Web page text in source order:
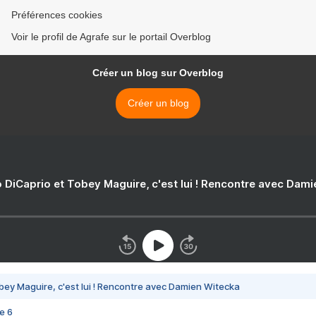
Préférences cookies
Voir le profil de Agrafe sur le portail Overblog
Créer un blog sur Overblog
Créer un blog
DiCaprio et Tobey Maguire, c'est lui ! Rencontre avec
Maguire, c'est lui ! Rencontre avec Damien Witecka
6